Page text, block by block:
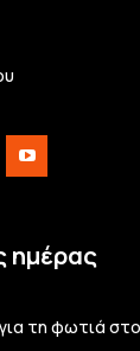
ημέρας
τη φωτιά